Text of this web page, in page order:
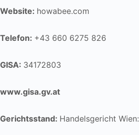
Website: howabee.com
Telefon: +43 660 6275 826
GISA: 34172803
www.gisa.gv.at
Gerichtsstand: Handelsgericht Wien: